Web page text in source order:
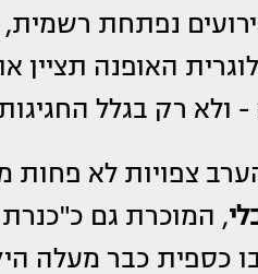
נפתחת רשמית,
האופנה
ולא רק בגלל
צפויות לא פחות
, המוכרת גם
כספית כבר מעלה